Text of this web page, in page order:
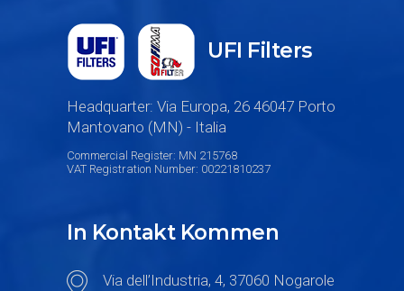
UFI Filters
Headquarter: Via Europa, 26 46047 Porto
Mantovano (MN) - Italia
Commercial Register: MN 215768
VAT Registration Number: 00221810237
In Kontakt Kommen
Via dell’Industria, 4, 37060 Nogarole